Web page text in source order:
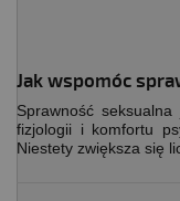
Jak wspomóc
Sprawność
fizjologii i komfortu
Niestety zwiększa się